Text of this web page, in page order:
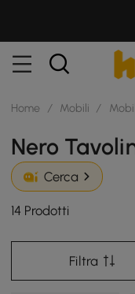
Home / Mobili /
Nero
Cerca
14 Prodotti
Filtra